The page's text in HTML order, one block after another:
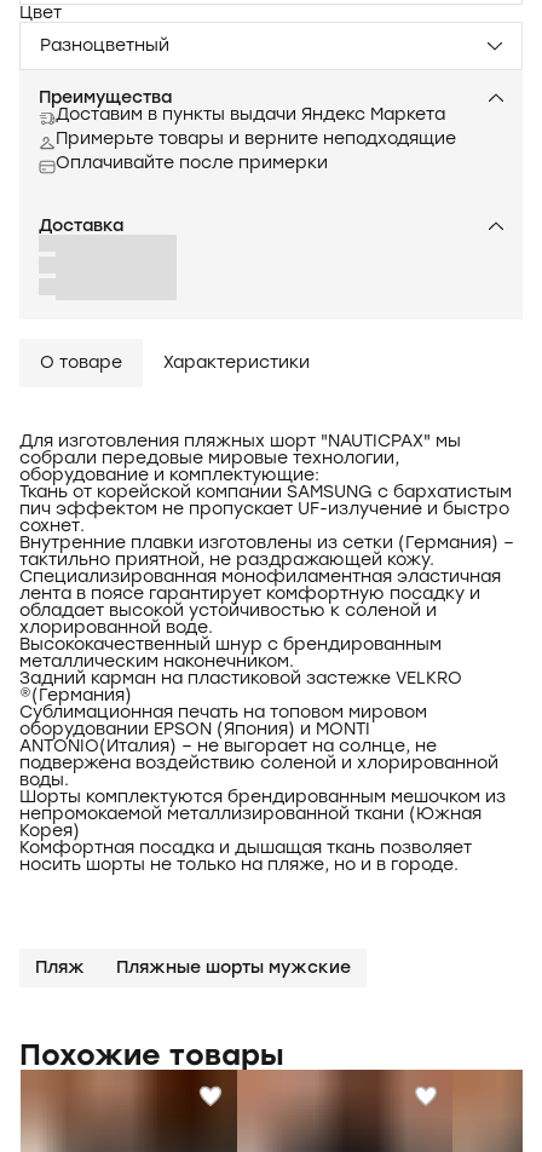
Цвет
Разноцветный
Преимущества
Доставим в пункты выдачи Яндекс Маркета
Примерьте товары и верните неподходящие
Оплачивайте после примерки
Доставка
О товаре Характеристики
Для изготовления пляжных шорт "NAUTICPAX" мы
собрали передовые мировые технологии,
оборудование и комплектующие:
Ткань от корейской компании SAMSUNG с бархатистым
пич эффектом не пропускает UF-излучение и быстро
сохнет.
Внутренние плавки изготовлены из сетки (Германия) –
тактильно приятной, не раздражающей кожу.
Специализированная монофиламентная эластичная
лента в поясе гарантирует комфортную посадку и
обладает высокой устойчивостью к соленой и
хлорированной воде.
Высококачественный шнур с брендированным
металлическим наконечником.
Задний карман на пластиковой застежке VELKRO
®(Германия)
Сублимационная печать на топовом мировом
оборудовании EPSON (Япония) и MONTI
ANTONIO(Италия) – не выгорает на солнце, не
подвержена воздействию соленой и хлорированной
воды.
Шорты комплектуются брендированным мешочком из
непромокаемой металлизированной ткани (Южная
Корея)
Комфортная посадка и дышащая ткань позволяет
носить шорты не только на пляже, но и в городе.
Пляж Пляжные шорты мужские
Похожие товары